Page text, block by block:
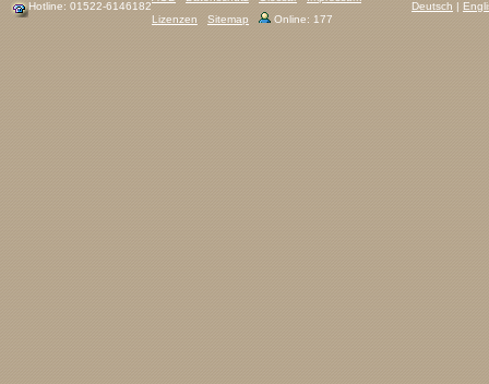
Hotline: 01522-6146182 Deutsch |
Lizenzen
Sitemap Online: 177